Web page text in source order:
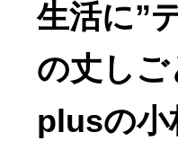
生活に”
の丈し
plusの小